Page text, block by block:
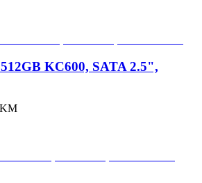
KC600, SATA 2.5",
KM